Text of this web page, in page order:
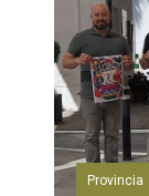
Provincia